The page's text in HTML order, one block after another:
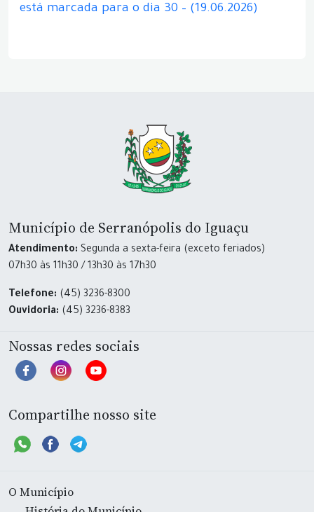
está marcada para o dia 30 – (19.06.2026)
Município de Serranópolis do Iguaçu
Atendimento: Segunda a sexta-feira (exceto feriados)
07h30 às 11h30 / 13h30 às 17h30
Telefone: (45) 3236-8300
Ouvidoria: (45) 3236-8383
Nossas redes sociais
Compartilhe nosso site
O Município